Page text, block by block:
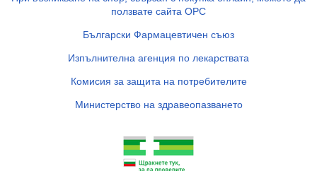
ползвате сайта ОРС
Български Фармацевтичен съюз
Изпълнителна агенция по лекарствата
Комисия за защита на потребителите
Министерство на здравеопазването